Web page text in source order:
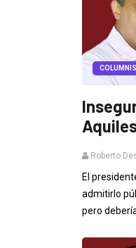
Roberto
El
admitirlo
pero